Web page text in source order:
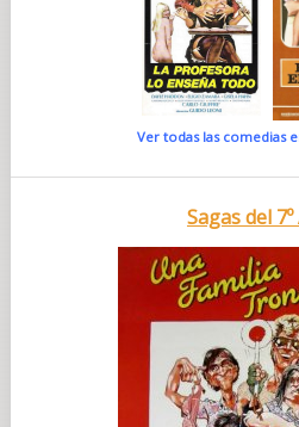
Ver todas las comedias
Sagas del 7º